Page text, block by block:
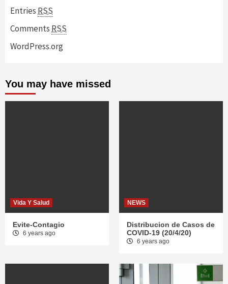
Entries RSS
Comments RSS
WordPress.org
You may have missed
Vida Y Salud
Evite-Contagio
6 years ago
NEWS
Distribucion de Casos de
COVID-19 (20/4/20)
6 years ago